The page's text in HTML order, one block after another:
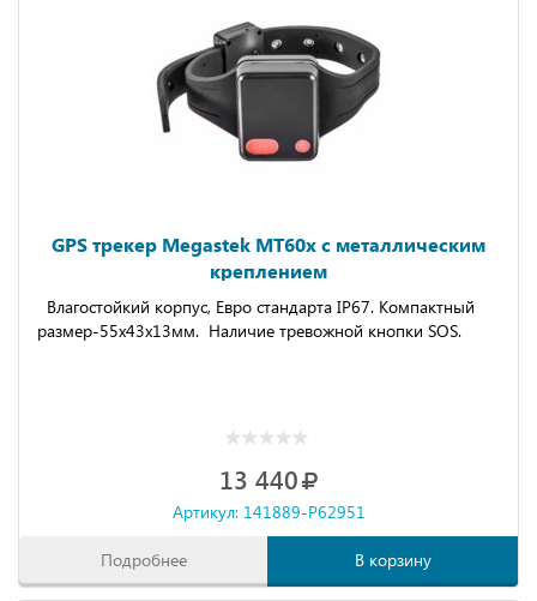
GPS трекер Megastek MT60x с металлическим
креплением
Влагостойкий корпус, Евро стандарта IP67. Компактный
размер-55x43x13мм. Наличие тревожной кнопки SOS.
13 440
Артикул: 141889-P62951
Подробнее В корзину